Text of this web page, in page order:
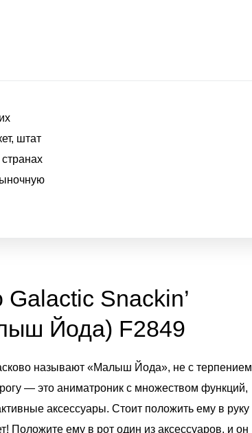
штат
Snackin’
Йода) F2849
называют «Малыш Йода», не с терпением
— это аниматроник с множеством функций,
аксессуары. Стоит положить ему в руку
Положите ему в рот один из аксессуаров, и он